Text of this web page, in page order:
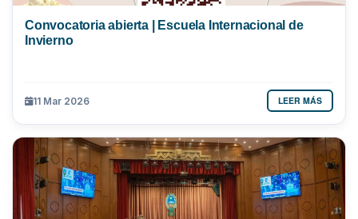
Convocatoria abierta | Escuela Internacional de
Invierno
11 Mar 2026 LEER MÁS